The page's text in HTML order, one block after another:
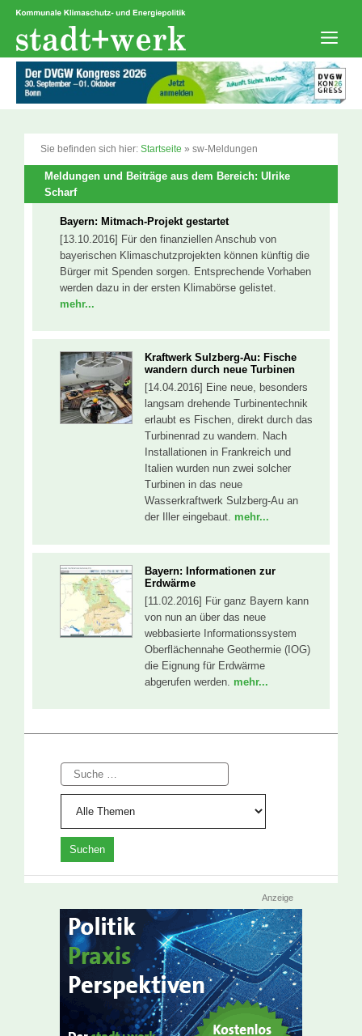
Zum
springen
Sie befinden sich hier: Startseite » sw-Meldungen
Meldungen und Beiträge aus dem Bereich: Ulrike
Scharf
Bayern: Mitmach-Projekt gestartet
[13.10.2016] Für den finanziellen Anschub von
bayerischen Klimaschutzprojekten können künftig die
Bürger mit Spenden sorgen. Entsprechende Vorhaben
werden dazu in der ersten Klimabörse gelistet.
mehr...
Kraftwerk Sulzberg-Au: Fische
wandern durch neue Turbinen
[14.04.2016] Eine neue, besonders
langsam drehende Turbinentechnik
erlaubt es Fischen, direkt durch das
Turbinenrad zu wandern. Nach
Installationen in Frankreich und
Italien wurden nun zwei solcher
Turbinen in das neue
Wasserkraftwerk Sulzberg-Au an
der Iller eingebaut. mehr...
Bayern: Informationen zur
Erdwärme
[11.02.2016] Für ganz Bayern kann
von nun an über das neue
webbasierte Informationssystem
Oberflächennahe Geothermie (IOG)
die Eignung für Erdwärme
abgerufen werden. mehr...
Suche
Anzeige